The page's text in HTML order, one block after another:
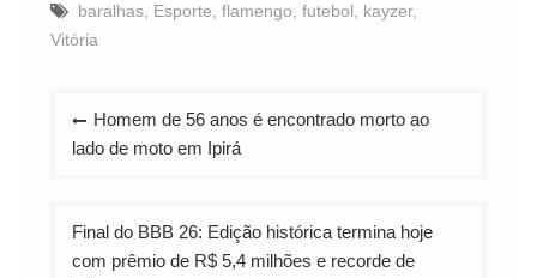
baralhas, Esporte, flamengo, futebol, kayzer,
Vitória
Navegação
de
Homem de 56 anos é encontrado morto ao
lado de moto em Ipirá
Final do BBB 26: Edição histórica termina hoje
com prêmio de R$ 5,4 milhões e recorde de